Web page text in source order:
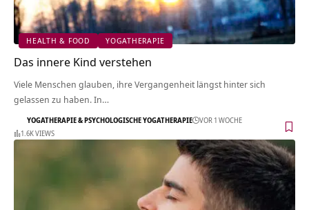
HEALTH & FOOD YOGATHERAPIE
Das innere Kind verstehen
Viele Menschen glauben, ihre Vergangenheit längst hinter sich
gelassen zu haben. In…
YOGATHERAPIE & PSYCHOLOGISCHE YOGATHERAPIE
VOR 1 WOCHE
1.6K VIEWS